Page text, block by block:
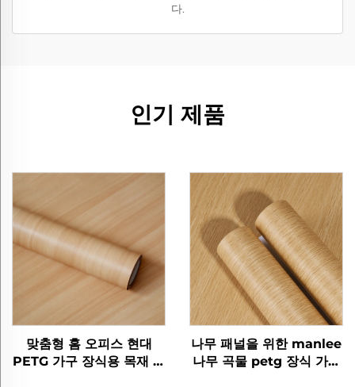
다.
인기 제품
맞춤형 홈 오피스 현대
PETG 가구 장식용 목재 곡
나무 패널을 위한 manlee
나무 곡물 petg 장식 가구